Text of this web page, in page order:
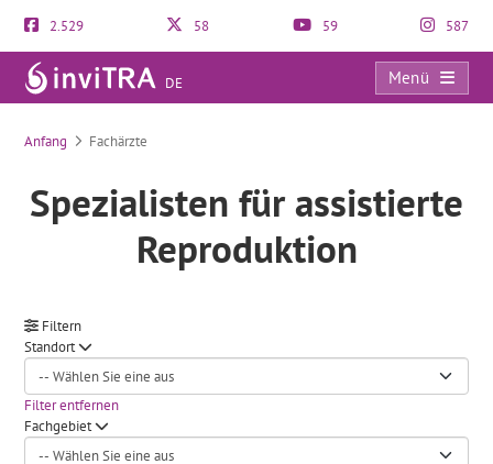
2.529 58 59 587
DE
Menü
Fachärzte
Anfang Fachärzte
Spezialisten für assistierte
Reproduktion
Filtern
Standort
Filter entfernen
Fachgebiet